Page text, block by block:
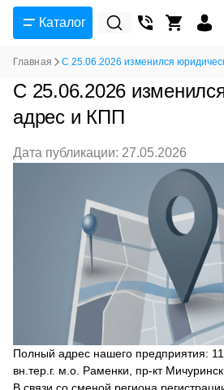
Каталог
Главная C 25.06.2026 изменился
C 25.06.2026
адрес и КПП
Дата публикации: 27.05.2026
Полный адрес нашего предприятия:
вн.тер.г. м.о. Раменки, пр-кт